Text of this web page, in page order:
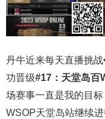
丹牛近来每天直播挑战
功晋级#17：天堂岛百
场赛事一直是我的目
WSOP天堂岛站继续进